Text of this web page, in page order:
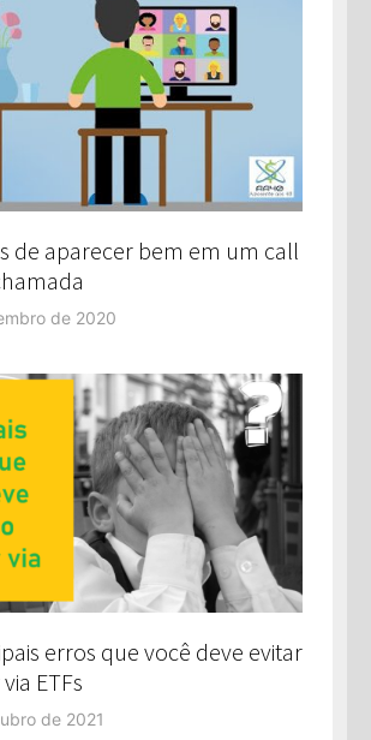
de aparecer bem em um call
de 2020
erros que você deve evitar
ETFs
de 2021